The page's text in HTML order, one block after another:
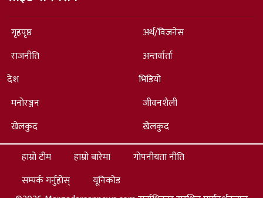
गृहपृष्ठ
राजनीति
देश
मनोरञ्जन
खेलकुद
अर्थ/विजनेस
अन्तर्वार्ता
भिडियो
जीवनशैली
खेलकुद
हाम्रो टीम
हाम्रो बारेमा
गोपनीयता नीति
सम्पर्क गर्नुहोस्
यूनिकोड